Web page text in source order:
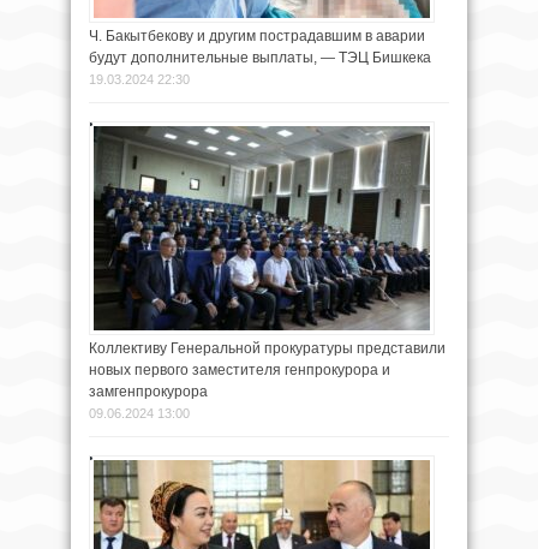
Ч. Бакытбекову и другим пострадавшим в аварии
будут дополнительные выплаты, — ТЭЦ Бишкека
19.03.2024 22:30
Коллективу Генеральной прокуратуры представили
новых первого заместителя генпрокурора и
замгенпрокурора
09.06.2024 13:00